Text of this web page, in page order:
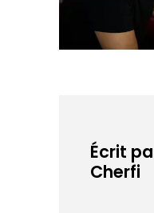
Écrit
Cherfi